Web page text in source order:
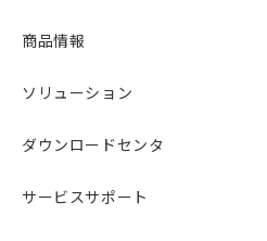
商品情報
ソリューション
ダウンロードセンタ
サービスサポート